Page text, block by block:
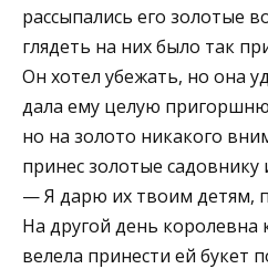
рассыпались его золотые
глядеть на них было так
Он хотел убежать, но она
дала ему целую
но на золото никакого
принес золотые садовнику
— Я дарю их твоим детям,
На другой день королевна
велела принести ей букет